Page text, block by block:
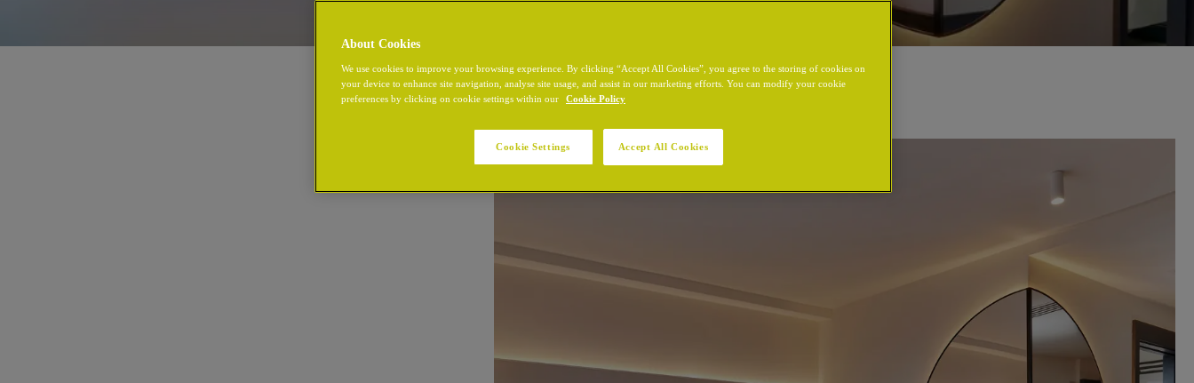
About Cookies
We use cookies to improve your browsing experience. By clicking “Accept All Cookies”, you agree to the storing of cookies on
your device to enhance site navigation, analyse site usage, and assist in our marketing efforts. You can modify your cookie
preferences by clicking on cookie settings within our
Cookie Policy
Cookie Settings Accept All Cookies